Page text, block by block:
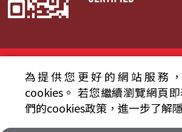
© 2024財團法人中央廣播電臺
資通安全政策聲明
服務條款
為提供您更好的網站服務
cookies。 若您繼續瀏覽網頁
們的cookies政策，進一步了解